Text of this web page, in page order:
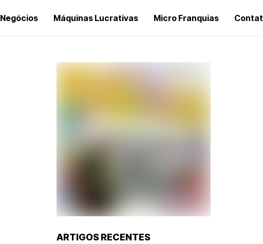
Negócios Máquinas Lucrativas Micro Franquias
ARTIGOS RECENTES